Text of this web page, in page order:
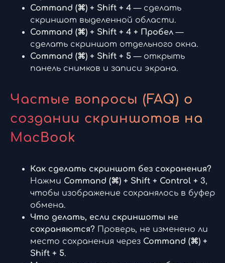
Command (⌘) + Shift + 4 — сделать
скриншот выделенной области.
Command (⌘) + Shift + 4 + Пробел —
сделать скриншот отдельного окна.
Command (⌘) + Shift + 5 — открыть
панель снимков и записи экрана.
Частые вопросы (FAQ) о
создании скриншотов на
MacBook
Как сделать скриншот без сохранения?
Нажми Command (⌘) + Shift + Control + 3,
чтобы изображение сохранялось в буфер
обмена.
Что делать, если скриншоты не
сохраняются? Проверь, не изменено ли
место сохранения через Command (⌘) +
Shift + 5.